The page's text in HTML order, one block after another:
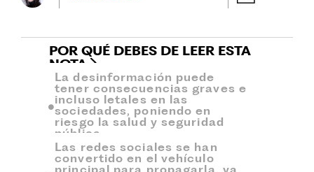
POR QUÉ DEBES DE LEER ESTA
NOTA
La desinformación puede
tener consecuencias graves e
incluso letales en las
sociedades, poniendo en
riesgo la salud y seguridad
pública.
Las redes sociales se han
convertido en el vehículo